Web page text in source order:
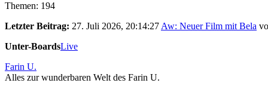
Themen: 194
Letzter Beitrag: 27. Juli 2026, 20:14:27Aw: Neuer Film mit Bela
Unter-BoardsLive
Farin U.
Alles zur wunderbaren Welt des Farin U.